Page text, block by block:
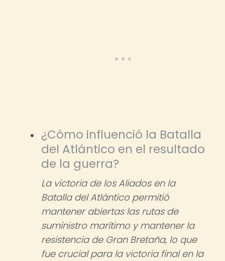
¿Cómo influenció la Batalla
del Atlántico en el resultado
de la guerra?
La victoria de los Aliados en la
Batalla del Atlántico permitió
mantener abiertas las rutas de
suministro marítimo y mantener la
resistencia de Gran Bretaña, lo que
fue crucial para la victoria final en la